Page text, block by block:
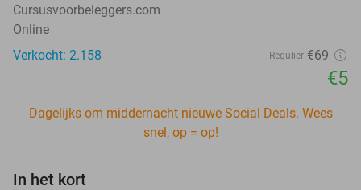
Cursusvoorbeleggers.com
Online
Verkocht: 2.158
Regulier €69
€5
Dagelijks om middernacht nieuwe Social Deals. Wees
snel, op = op!
In het kort